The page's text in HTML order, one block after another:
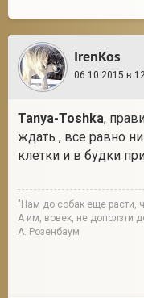
IrenKos
06.10.2015 в
Tanya-Toshka,
ждать , все равно
клетки и в будки
"Нам до собак еще расти,
А им, вовек, не доползти
А. Розенбаум